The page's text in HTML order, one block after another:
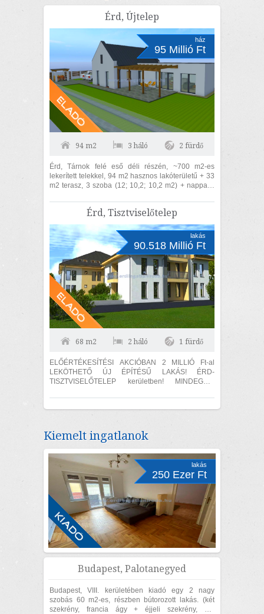
Érd, Újtelep
ház
95 Millió Ft
94 m2 3 háló 2 fürdő
Érd, Tárnok felé eső déli részén, ~700 m2-es
lekerített telekkel, 94 m2 hasznos lakóterületű + 33
m2 terasz, 3 szoba (12; 10,2; 10,2 m2) + nappalis
Érd, Tisztviselőtelep
lakás
90.518 Millió Ft
68 m2 2 háló 1 fürdő
ELŐÉRTÉKESÍTÉSI AKCIÓBAN 2 MILLIÓ Ft-al
LEKÖTHETŐ ÚJ ÉPÍTÉSŰ LAKÁS! ÉRD-
TISZTVISELŐTELEP kerületben! MINDEGYIK
RENDELKEZIK! A TÁRSASHÁZI...
Kiemelt ingatlanok
lakás
250 Ezer Ft
Budapest, Palotanegyed
Budapest, VIII. kerületében kiadó egy 2 nagy
szobás 60 m2-es, részben bútorozott lakás. (két
szekrény, francia ágy + éjjeli szekrény, ülő